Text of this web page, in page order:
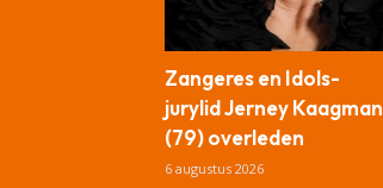
Zangeres en Idols-
jurylid Jerney Kaagman
(79) overleden
6 augustus 2026